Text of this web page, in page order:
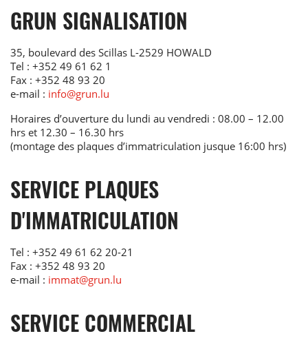
GRUN SIGNALISATION
35, boulevard des Scillas L-2529 HOWALD
Tel : +352 49 61 62 1
Fax : +352 48 93 20
e-mail : info@grun.lu
Horaires d’ouverture du lundi au vendredi : 08.00 – 12.00
hrs et 12.30 – 16.30 hrs
(montage des plaques d’immatriculation jusque 16:00 hrs)
SERVICE PLAQUES
D'IMMATRICULATION
Tel : +352 49 61 62 20-21
Fax : +352 48 93 20
e-mail : immat@grun.lu
SERVICE COMMERCIAL